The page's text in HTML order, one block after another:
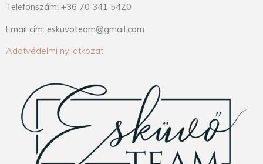
Telefonszám: +36 70 341 5420
Email cím: eskuvoteam@gmail.com
Adatvédelmi nyilatkozat